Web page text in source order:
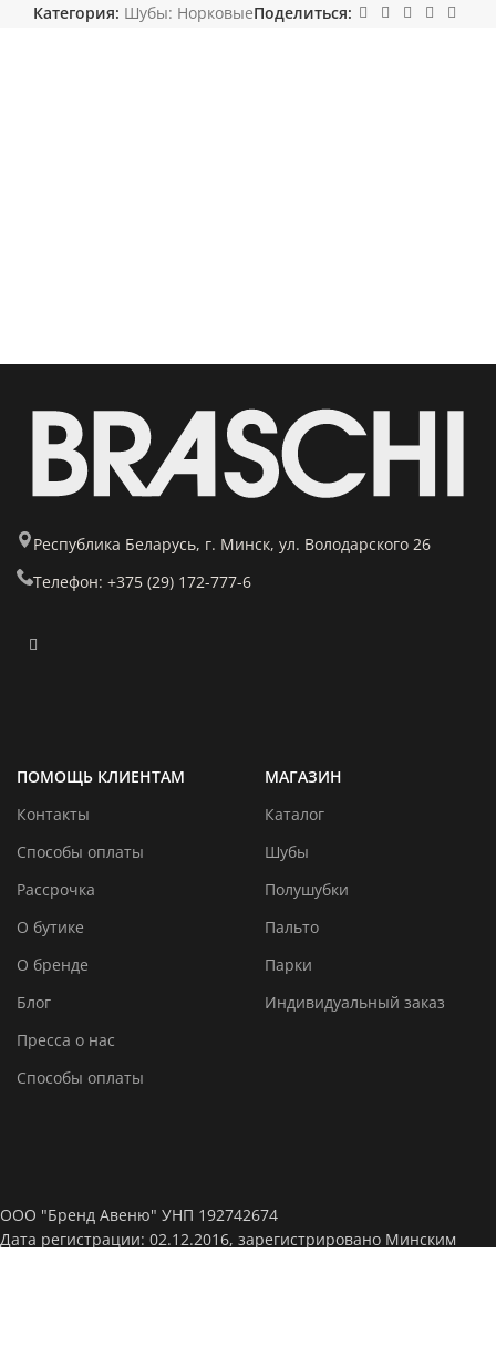
Категория: Шубы: НорковыеПоделиться:
Республика Беларусь, г. Минск, ул. Володарского 26
Телефон: +375 (29) 172-777-6
ПОМОЩЬ КЛИЕНТАМ
Контакты
Способы оплаты
Рассрочка
О бутике
О бренде
Блог
Пресса о нас
Способы оплаты
МАГАЗИН
Каталог
Шубы
Полушубки
Пальто
Парки
Индивидуальный заказ
ООО "Бренд Авеню" УНП 192742674
Дата регистрации: 02.12.2016, зарегистрировано Минским